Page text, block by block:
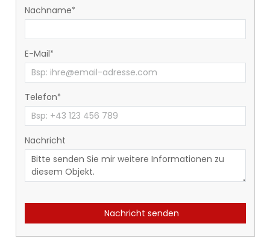
Nachname
E-Mail
Telefon
Nachricht
Nachricht senden